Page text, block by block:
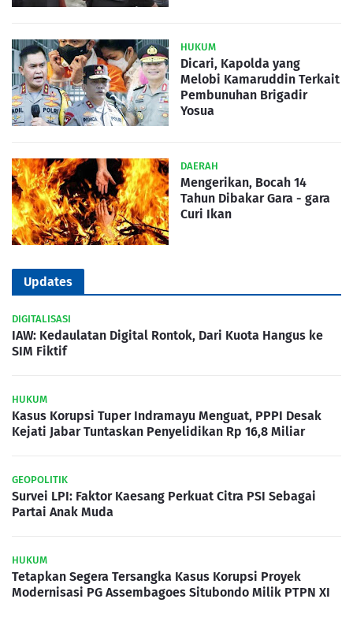
HUKUM
Dicari, Kapolda yang
Melobi Kamaruddin Terkait
Pembunuhan Brigadir
Yosua
DAERAH
Mengerikan, Bocah 14
Tahun Dibakar Gara - gara
Curi Ikan
Updates
DIGITALISASI
IAW: Kedaulatan Digital Rontok, Dari Kuota Hangus ke
SIM Fiktif
HUKUM
Kasus Korupsi Tuper Indramayu Menguat, PPPI Desak
Kejati Jabar Tuntaskan Penyelidikan Rp 16,8 Miliar
GEOPOLITIK
Survei LPI: Faktor Kaesang Perkuat Citra PSI Sebagai
Partai Anak Muda
HUKUM
Tetapkan Segera Tersangka Kasus Korupsi Proyek
Modernisasi PG Assembagoes Situbondo Milik PTPN XI